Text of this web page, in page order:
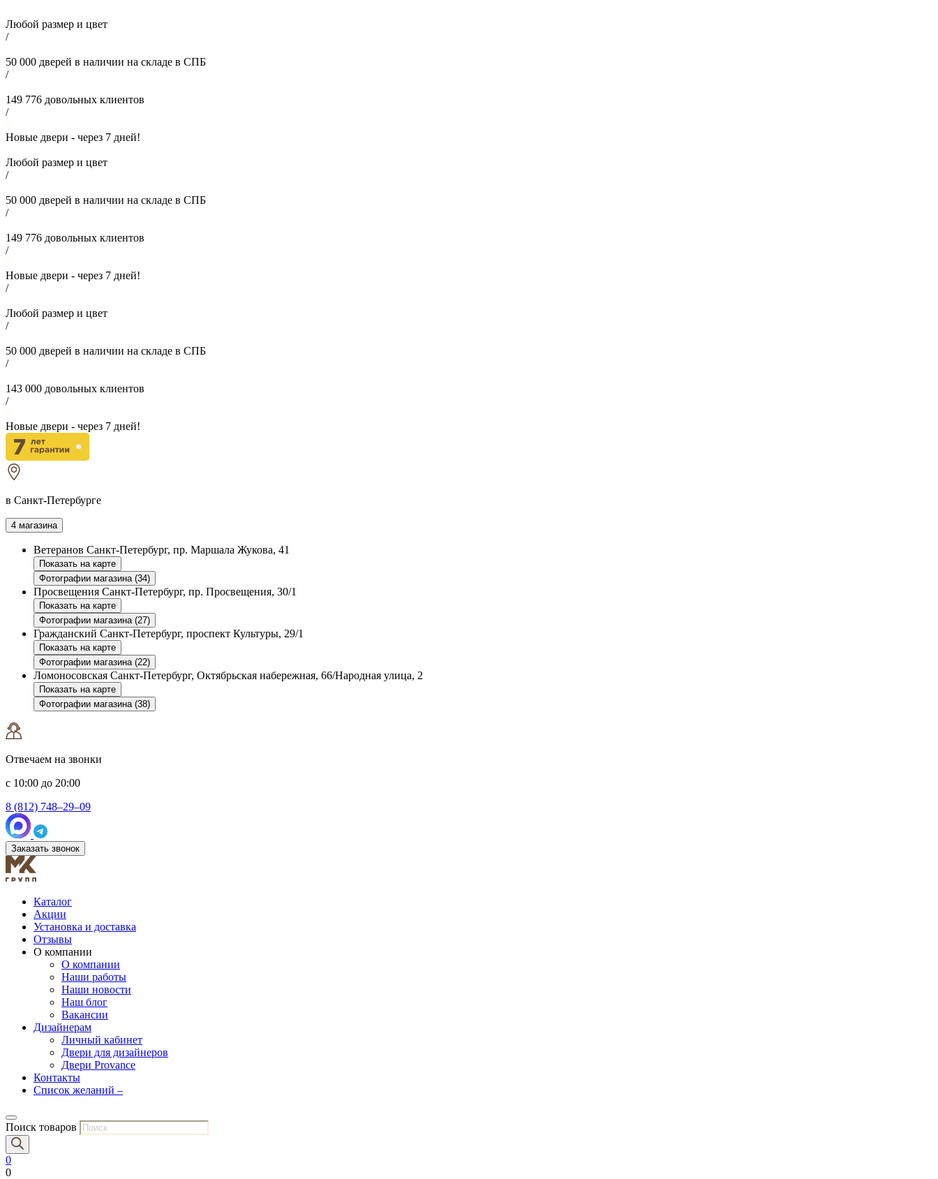
Любой размер и цвет
/
50 000 дверей в наличии на складе в СПБ
/
149 776 довольных клиентов
/
Новые двери - через 7 дней!
Любой размер и цвет
/
50 000 дверей в наличии на складе в СПБ
/
149 776 довольных клиентов
/
Новые двери - через 7 дней!
/
Любой размер и цвет
/
50 000 дверей в наличии на складе в СПБ
/
143 000 довольных клиентов
/
Новые двери - через 7 дней!
в Санкт-Петербурге
4 магазина
Ветеранов Санкт-Петербург, пр. Маршала Жукова, 41
Показать на карте
Фотографии магазина (34)
Просвещения Санкт-Петербург, пр. Просвещения, 30/1
Показать на карте
Фотографии магазина (27)
Гражданский Санкт-Петербург, проспект Культуры, 29/1
Показать на карте
Фотографии магазина (22)
Ломоносовская Санкт-Петербург, Октябрьская набережная, 66/Народная улица, 2
Показать на карте
Фотографии магазина (38)
Отвечаем на звонки
с 10:00 до 20:00
8 (812) 748–29–09
Заказать звонок
Каталог
Акции
Установка и доставка
Отзывы
О компании
О компании
Наши работы
Наши новости
Наш блог
Вакансии
Дизайнерам
Личный кабинет
Двери для дизайнеров
Двери Provance
Контакты
Список желаний –
Поиск товаров
0
0